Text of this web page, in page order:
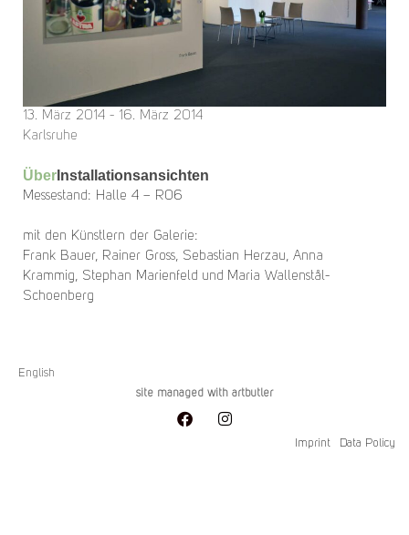
13. März 2014 - 16. März 2014
Karlsruhe
Über Installationsansichten
Messestand: Halle 4 – R06
mit den Künstlern der Galerie:
Frank Bauer, Rainer Gross, Sebastian Herzau, Anna
Krammig, Stephan Marienfeld und Maria Wallenstål-
Schoenberg
English
site managed with artbutler
Imprint Data Policy